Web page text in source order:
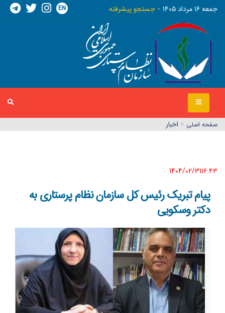
جمعه ١٦ مرداد ١٤٠٥ جستجو پیشرفته EN
صفحه اصلي > اخبار
1404/02/31١٦:٤٣
پیام تبریک رئیس کل سازمان نظام پرستاری به
دکتر وسکویی